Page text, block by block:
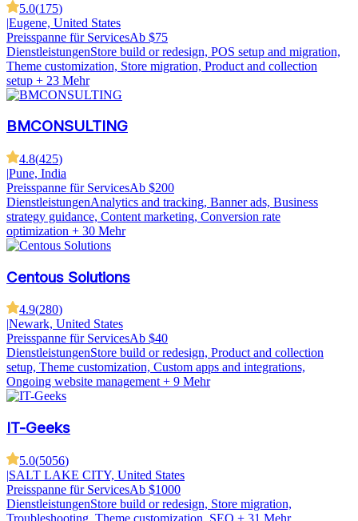
5.0(175)
|Eugene, United States
Preisspanne für ServicesAb $75
DienstleistungenStore build or redesign, POS setup and migration,
Theme customization, Store migration, Product and collection
setup + 23 Mehr
BMCONSULTING
4.8(425)
|Pune, India
Preisspanne für ServicesAb $200
DienstleistungenAnalytics and tracking, Banner ads, Business
strategy guidance, Content marketing, Conversion rate
optimization + 30 Mehr
Centous Solutions
4.9(280)
Newark, United States
Preisspanne für ServicesAb $40
DienstleistungenStore build or redesign, Product and collection
setup, Theme customization, Custom apps and integrations,
Ongoing website management + 9 Mehr
IT-Geeks
5.0(5056)
|SALT LAKE CITY, United States
Preisspanne für ServicesAb $1000
DienstleistungenStore build or redesign, Store migration,
Troubleshooting, Theme customization, SEO + 31 Mehr